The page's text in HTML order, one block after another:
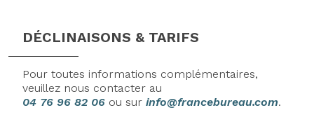
DÉCLINAISONS & TARIFS
Pour toutes informations complémentaires,
veuillez nous contacter au
04 76 96 82 06 ou sur info@francebureau.com.